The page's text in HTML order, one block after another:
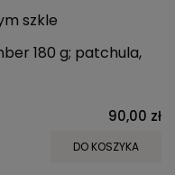
szkle
180 g; patchula,
90,00 zł
DO KOSZYKA